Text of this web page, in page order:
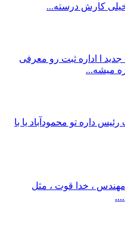
کارش درسته...
ا اداره ثبت‌ رو معرفی
میشه...
رئیس داره تو محمودآباد یا با
، خدا قوت ، مثل